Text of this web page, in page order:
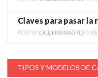
Claves para pasar la
POST BY CALDERASMADRID 9
TIPOS Y MODELOS DE